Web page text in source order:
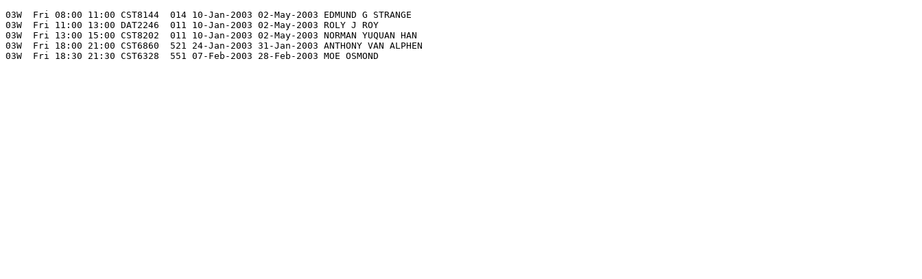
03W  Fri 08:00 11:00 CST8144  014 10-Jan-2003 02-May-2003 EDMUND G STRANGE
03W  Fri 11:00 13:00 DAT2246  011 10-Jan-2003 02-May-2003 ROLY J ROY
03W  Fri 13:00 15:00 CST8202  011 10-Jan-2003 02-May-2003 NORMAN YUQUAN HAN
03W  Fri 18:00 21:00 CST6860  521 24-Jan-2003 31-Jan-2003 ANTHONY VAN ALPHEN